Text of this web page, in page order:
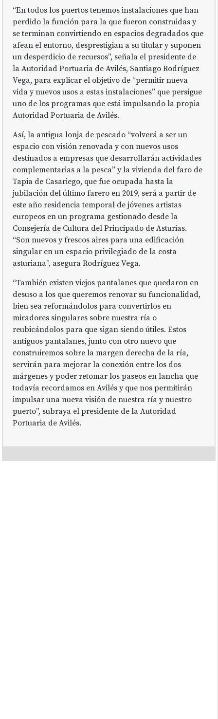
“En todos los puertos tenemos instalaciones que han
perdido la función para la que fueron construidas y
se terminan convirtiendo en espacios degradados que
afean el entorno, desprestigian a su titular y suponen
un desperdicio de recursos”, señala el presidente de
la Autoridad Portuaria de Avilés, Santiago Rodríguez
Vega, para explicar el objetivo de “permitir nueva
vida y nuevos usos a estas instalaciones” que persigue
uno de los programas que está impulsando la propia
Autoridad Portuaria de Avilés.
Así, la antigua lonja de pescado “volverá a ser un
espacio con visión renovada y con nuevos usos
destinados a empresas que desarrollarán actividades
complementarias a la pesca” y la vivienda del faro de
Tapia de Casariego, que fue ocupada hasta la
jubilación del último farero en 2019, será a partir de
este año residencia temporal de jóvenes artistas
europeos en un programa gestionado desde la
Consejería de Cultura del Principado de Asturias.
“Son nuevos y frescos aires para una edificación
singular en un espacio privilegiado de la costa
asturiana”, asegura Rodríguez Vega.
“También existen viejos pantalanes que quedaron en
desuso a los que queremos renovar su funcionalidad,
bien sea reformándolos para convertirlos en
miradores singulares sobre nuestra ría o
reubicándolos para que sigan siendo útiles. Estos
antiguos pantalanes, junto con otro nuevo que
construiremos sobre la margen derecha de la ría,
servirán para mejorar la conexión entre los dos
márgenes y poder retomar los paseos en lancha que
todavía recordamos en Avilés y que nos permitirán
impulsar una nueva visión de nuestra ría y nuestro
puerto”, subraya el presidente de la Autoridad
Portuaria de Avilés.